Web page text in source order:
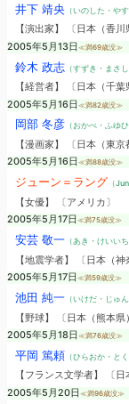
井下 靖央（いのした・やす
【演出家】 〔日本（香川
2005年5月13日 ≪満69歳没≫
鈴木 政志（すずき・まさし
【経営者】 〔日本（千
2005年5月16日 ≪満82歳没≫
岡部 冬彦（おかべ・ふゆひ
【漫画家】 〔日本（東京
2005年5月16日 ≪満88歳没≫
ジューン＝ラング （
【女優】 〔アメリカ〕
2005年5月17日 ≪満75歳没≫
安芸 敬一（あき・けいいち
【地震学者】 〔日本（神
2005年5月17日 ≪満59歳没≫
池田 純一（いけだ・じゅん
【野球】 〔日本（熊本県
2005年5月18日 ≪満76歳没≫
平岡 篤頼 （ひらおか・とく
【フランス文学者】 〔日
2005年5月20日 ≪満96歳没≫